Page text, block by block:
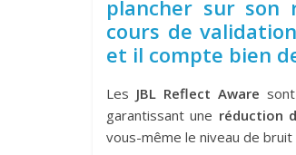
plancher sur son
cours de
et il compte bien
Les JBL Reflect Aware
garantissant une réduction
vous-même le niveau de